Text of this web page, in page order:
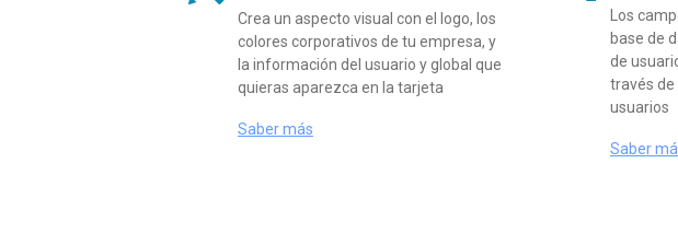
Crea un aspecto visual con el logo, los
colores corporativos de tu empresa, y
la información del usuario y global que
quieras aparezca en la tarjeta
Saber más
Los
base de
de
través de
usuarios
Saber